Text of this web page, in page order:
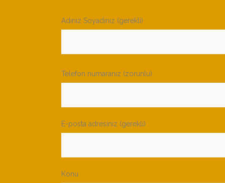
Adınız Soyadınız (gerekli)
Telefon numaranız (zorunlu)
E-posta adresiniz (gerekli)
Konu